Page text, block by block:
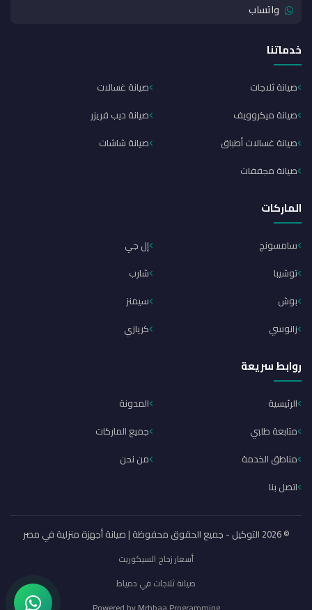
واتساب
خدماتنا
صيانة ثلاجات
صيانة غسالات
صيانة ميكروويف
صيانة ديب فريزر
صيانة غسالات أطباق
صيانة شاشات
صيانة مجففات
الماركات
سامسونج
إل جي
توشيبا
شارب
بوش
سيمنز
زانوسي
كريازي
روابط سريعة
الرئيسية
المدونة
متابعة طلبي
جميع الماركات
مناطق الخدمة
من نحن
اتصل بنا
© 2026 التوكيل - جميع الحقوق محفوظة | صيانة أجهزة منزلية في مصر
أسعار زجاج السيكوريت
صيانة ثلاجات في دمياط